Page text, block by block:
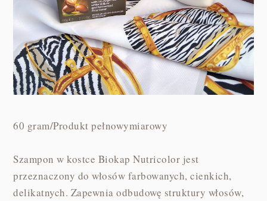
60 gram/Produkt pełnowymiarowy
Szampon w kostce Biokap Nutricolor jest
przeznaczony do włosów farbowanych, cienkich,
delikatnych. Zapewnia odbudowę struktury włosów,